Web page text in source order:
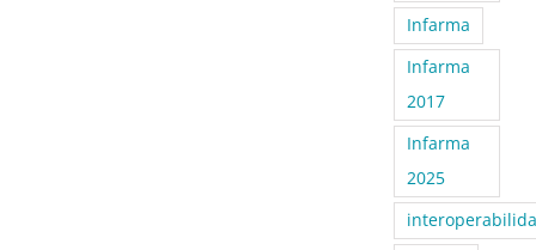
Infarma
Infarma
2017
Infarma
2025